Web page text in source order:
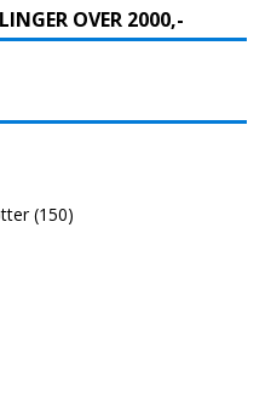
OVER 2000,-
(150)